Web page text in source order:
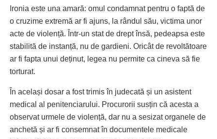
Ironia este una amară: omul condamnat pentru o faptă de
o cruzime extremă ar fi ajuns, la rândul său, victima unor
acte de violență. Într-un stat de drept însă, pedeapsa este
stabilită de instanță, nu de gardieni. Oricât de revoltătoare
ar fi fapta unui deținut, legea nu permite ca cineva să fie
torturat.
În același dosar a fost trimis în judecată și un asistent
medical al penitenciarului. Procurorii susțin că acesta a
observat urmele de violență, dar nu a sesizat organele de
anchetă și ar fi consemnat în documentele medicale